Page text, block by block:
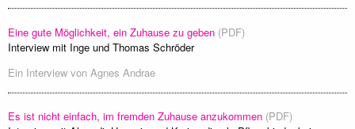
Eine gute Möglichkeit, ein Zuhause zu geben (PDF)
Interview mit Inge und Thomas Schröder
Ein Interview von Agnes Andrae
Es ist nicht einfach, im fremden Zuhause anzukommen (PDF)